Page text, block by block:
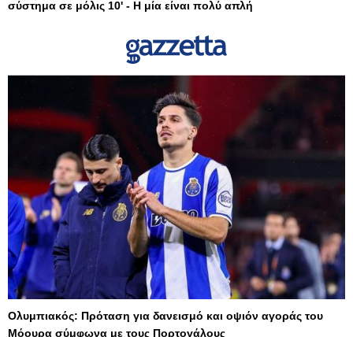
σύστημα σε μόλις 10' - Η μία είναι πολύ απλή
Ολυμπιακός: Πρόταση για δανεισμό και οψιόν αγοράς του
Μόουρα σύμφωνα με τους Πορτογάλους